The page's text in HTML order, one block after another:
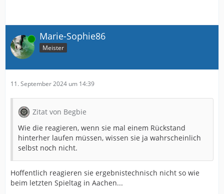
Online Marie-Sophie86
Meister
11. September 2024 um 14:39
Zitat von Begbie
Wie die reagieren, wenn sie mal einem Rückstand
hinterher laufen müssen, wissen sie ja wahrscheinlich
selbst noch nicht.
Hoffentlich reagieren sie ergebnistechnisch nicht so wie
beim letzten Spieltag in Aachen...